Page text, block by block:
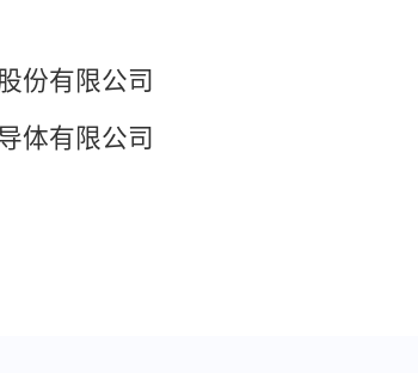
份有限公司
体有限公司